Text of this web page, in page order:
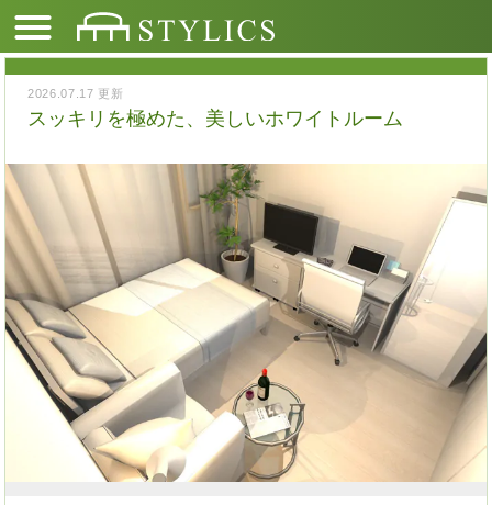
2026.07.17 更新
スッキリを極めた、美しいホワイトルーム